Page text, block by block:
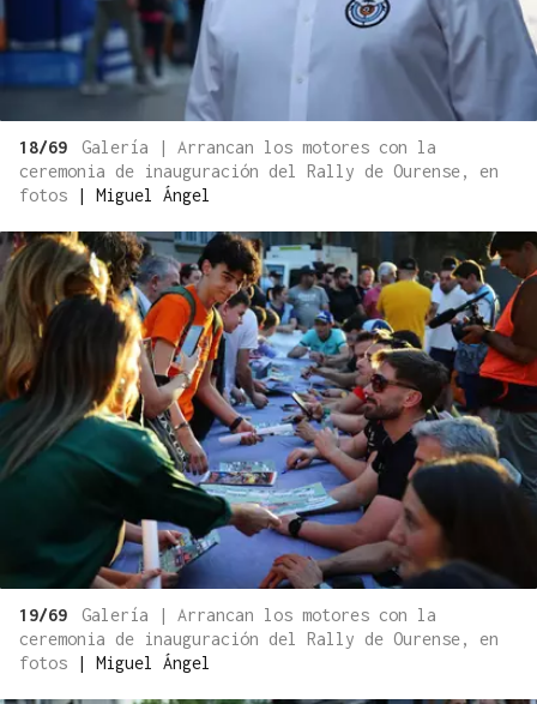
18/69
Galería | Arrancan los motores con la
ceremonia de inauguración del Rally de Ourense, en
fotos
| Miguel Ángel
19/69
Galería | Arrancan los motores con la
ceremonia de inauguración del Rally de Ourense, en
fotos
| Miguel Ángel